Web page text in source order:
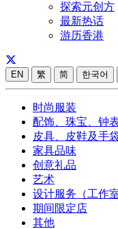
探索元创方
最新热话
游历香港
EN 繁 简 한국어
时尚服装
配饰、珠宝、钟
皮具、皮鞋及手
家具品味
创意礼品
艺术
设计服务（工作室
期间限定店
其他